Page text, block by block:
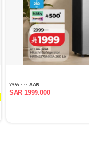
SAR ٢٩٩٩.٠٠٠
SAR 1999.000